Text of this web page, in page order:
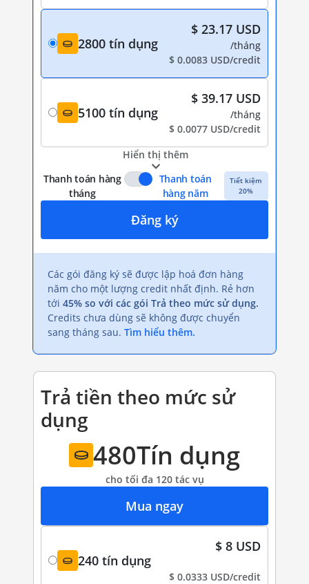
2800 tín dụng
$ 23.17 USD
/tháng
$ 0.0083 USD/credit
5100 tín dụng
$ 39.17 USD
/tháng
$ 0.0077 USD/credit
Hiển thị thêm
Thanh toán hàng
tháng
Thanh toán
hàng năm
Tiết kiệm
20%
Đăng ký
Các gói đăng ký sẽ được lập hoá đơn hàng
năm cho một lượng credit nhất định. Rẻ hơn
tới 45% so với các gói Trả theo mức sử dụng.
Credits chưa dùng sẽ không được chuyển
sang tháng sau. Tìm hiểu thêm.
Trả tiền theo mức sử
dụng
480Tín dụng
cho tối đa 120 tác vụ
Mua ngay
240 tín dụng
$ 8 USD
$ 0.0333 USD/credit